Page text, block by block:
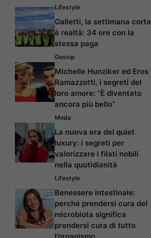
Lifestyle
Galletti, la settimana corta
è realtà: 34 ore con la
stessa paga
Gossip
Michelle Hunziker ed Eros
Ramazzotti, i segreti del
loro amore: “È diventato
ancora più bello”
Moda
La nuova era del quiet
luxury: i segreti per
valorizzare i filati nobili
nella quotidianità
Lifestyle
Benessere intestinale:
perché prendersi cura del
microbiota significa
prendersi cura di tutto